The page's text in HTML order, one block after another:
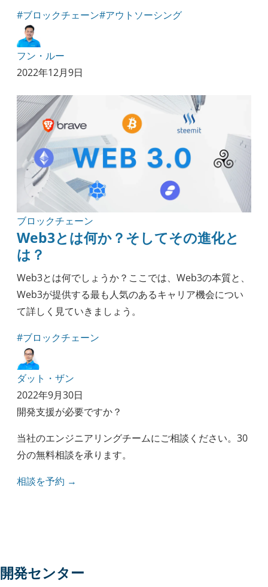
#ブロックチェーン#アウトソーシング
フン・ルー
2022年12月9日
ブロックチェーン
Web3とは何か？そしてその進化と
は？
Web3とは何でしょうか？ここでは、Web3の本質と、
Web3が提供する最も人気のあるキャリア機会につい
て詳しく見ていきましょう。
#ブロックチェーン
ダット・ザン
2022年9月30日
開発支援が必要ですか？
当社のエンジニアリングチームにご相談ください。30
分の無料相談を承ります。
相談を予約 →
開発センター